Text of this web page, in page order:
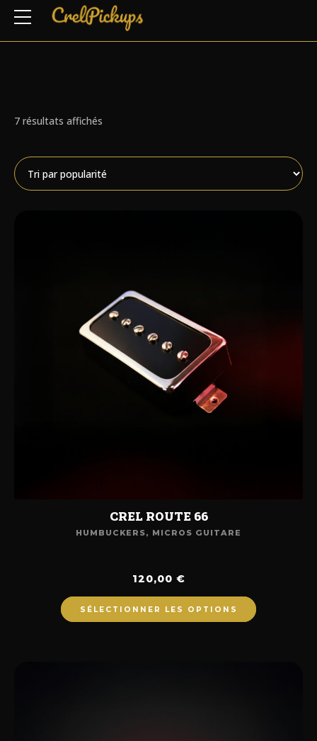
7 résultats affichés
note
CREL ROUTE 66
HUMBUCKERS, MICROS GUITARE
120,00 €
SÉLECTIONNER LES OPTIONS